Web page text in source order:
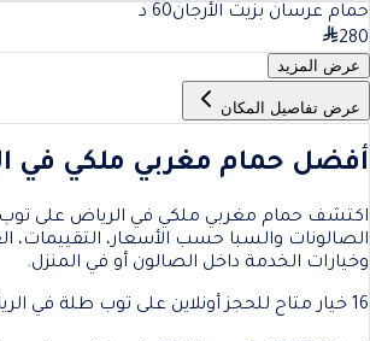
حمام عرسان بزيت الأرجان60 د
280
عرض المزيد
عرض تفاصيل المكان
أفضل حمام مغربي ملكي في
اكتشف حمام مغربي ملكي في الرياض على توب
الصالونات والسبا حسب الأسعار، التقييمات،
وخيارات الخدمة داخل الصالون أو في المنزل.
16 خيار متاح للحجز أونلاين على توب طلة في الرياض.